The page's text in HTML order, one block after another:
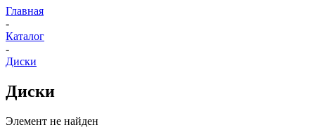
Главная
-
Каталог
-
Диски
Диски
Элемент не найден